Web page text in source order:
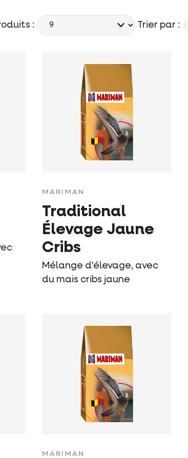
: Trier par :
MARIMAN
Traditional
Élevage Jaune
Cribs
Mélange d'élevage, avec
du mais cribs jaune
MARIMAN